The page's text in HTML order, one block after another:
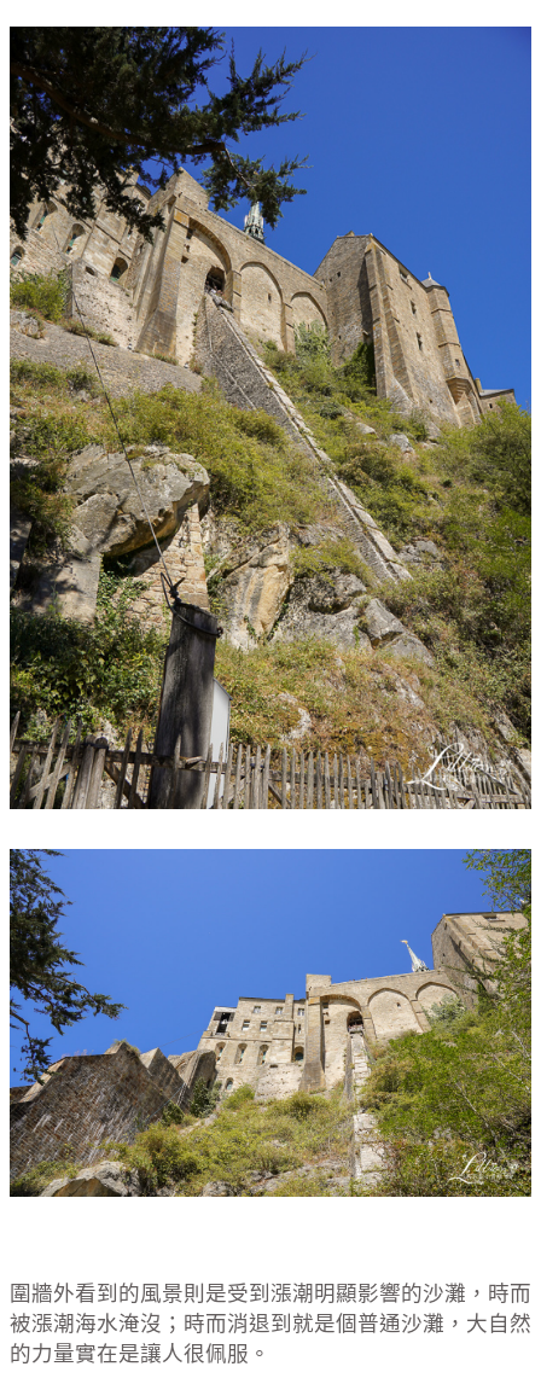
圍牆外看到的風景則是受到漲潮明顯影響的沙灘，時而
被漲潮海水淹沒；時而消退到就是個普通沙灘，大自然
的力量實在是讓人很佩服。